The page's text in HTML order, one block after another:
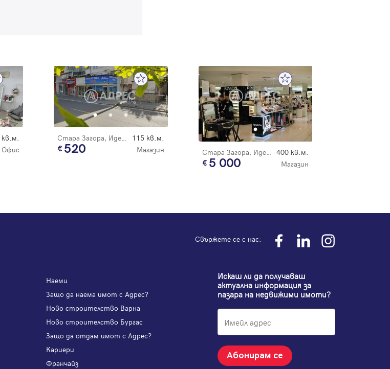
кв.м.
Офис
Стара Загора, Идеален център 115 кв.м.
520 Магазин Стара Загора, Идеален център 400 кв.м.
5 000 Магазин
Свържете се с нас:
Наеми
Защо да наема имот с Адрес?
Ново строителство Варна
Ново строителство Бургас
Защо да отдам имот с Адрес?
Кариери
Франчайз
Искаш ли да получаваш
актуална информация за
пазара на недвижими имоти?
Абонирам се